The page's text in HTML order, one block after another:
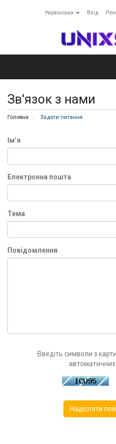
Українська Вхід
Зв'язок з нами
Головна Задати питання
Ім’я
Електронна пошта
Тема
Повідомлення
Введіть символи з
автоматичних
Надіслати